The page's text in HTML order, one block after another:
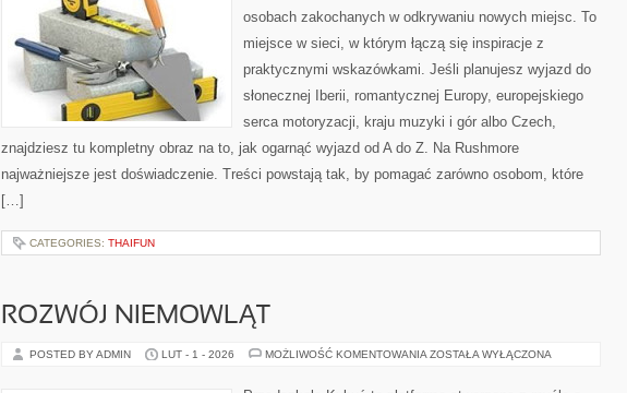
osobach zakochanych w odkrywaniu nowych miejsc. To
miejsce w sieci, w którym łączą się inspiracje z
praktycznymi wskazówkami. Jeśli planujesz wyjazd do
słonecznej Iberii, romantycznej Europy, europejskiego
serca motoryzacji, kraju muzyki i gór albo Czech,
znajdziesz tu kompletny obraz na to, jak ogarnąć wyjazd od A do Z. Na Rushmore
najważniejsze jest doświadczenie. Treści powstają tak, by pomagać zarówno osobom, które
[…]
CATEGORIES: THAIFUN
ROZWÓJ NIEMOWLĄT
POSTED BY ADMIN LUT - 1 - 2026 MOŻLIWOŚĆ KOMENTOWANIA ROZWÓJ
ZOSTAŁA WYŁĄCZONA